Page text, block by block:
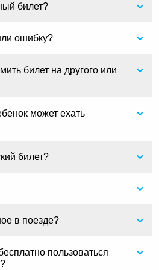
билет?
ошибку?
билет на другого или
может ехать
билет?
в поезде?
пользоваться